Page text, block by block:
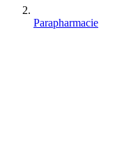
Parapharmacie